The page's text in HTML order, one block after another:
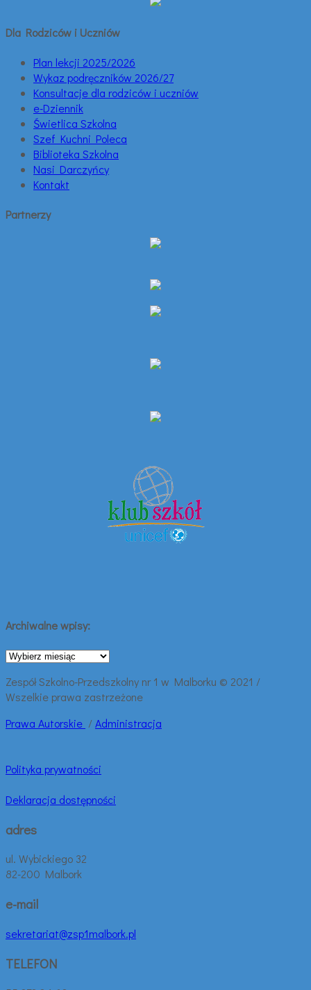
Dla Rodziców i Uczniów
Plan lekcji 2025/2026
Wykaz podręczników 2026/27
Konsultacje dla rodziców i uczniów
e-Dziennik
Świetlica Szkolna
Szef Kuchni Poleca
Biblioteka Szkolna
Nasi Darczyńcy
Kontakt
Partnerzy
Archiwalne wpisy:
Archiwalne
Zespół Szkolno-Przedszkolny nr 1 w Malborku © 2021 /
Wszelkie prawa zastrzeżone
Prawa Autorskie /Administracja
Polityka prywatności
Deklaracja dostępności
adres
ul. Wybickiego 32
82-200 Malbork
e-mail
sekretariat@zsp1malbork.pl
TELEFON